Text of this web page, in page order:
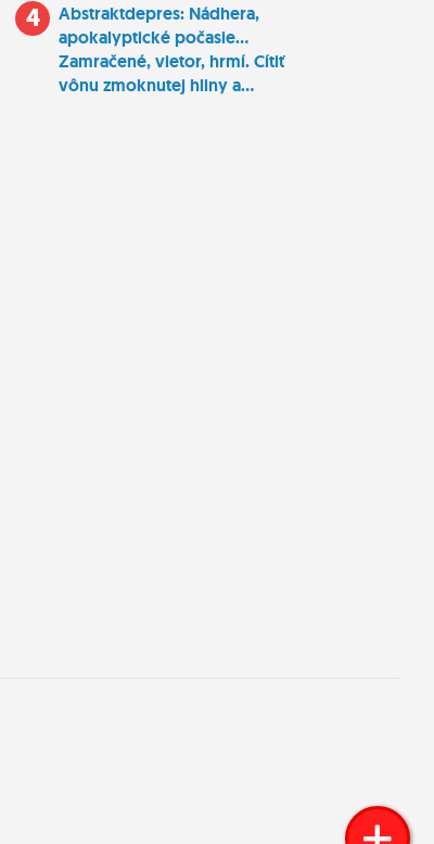
4
Abstraktdepres: Nádhera,
apokalyptické počasie...
Zamračené, vietor, hrmí. Cítiť
vônu zmoknutej hliny a...